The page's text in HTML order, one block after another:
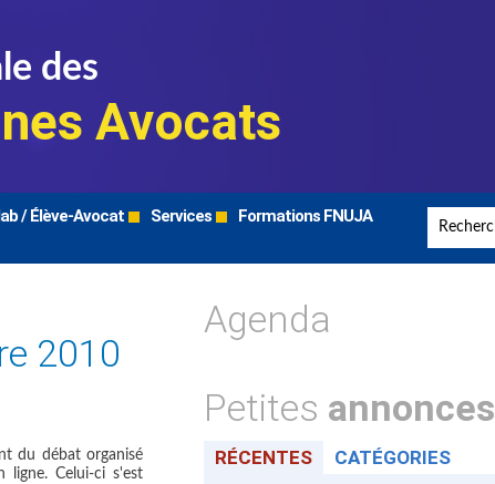
des
Avocats
/ Élève-Avocat Services
Formations FNUJA
2010
du débat organisé
ligne. Celui-ci s'est
Agenda
Petites annonces
RÉCENTES CATÉGORIES